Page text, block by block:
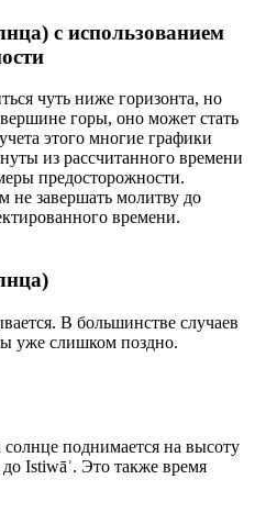
с использованием
чуть ниже горизонта, но
горы, оно может стать
этого многие графики
из рассчитанного времени
предосторожности.
не завершать молитву до
времени.
В большинстве случаев
уже слишком поздно.
солнце поднимается на высоту
Istiwāʾ. Это также время